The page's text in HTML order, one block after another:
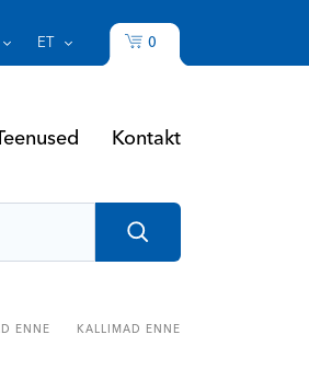
ET 0
Kontakt
ENNE KALLIMAD ENNE